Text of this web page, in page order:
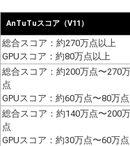
AnTuTuスコア（V11）
総合スコア：約270万点以上
GPUスコア：約80万点以上
総合スコア：約200万点〜270万
点
GPUスコア：約60万点〜80万点
総合スコア：約140万点〜200万
点
GPUスコア：約30万点〜60万点